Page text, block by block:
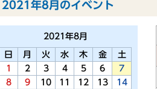
2021年8月のイベント
2021年8月
日 月 火 水 木 金
土
1
2 3 4 5 6
7
8
9 10 11 12 13
14